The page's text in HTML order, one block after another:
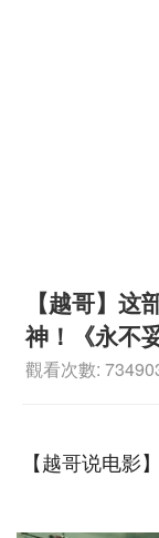
【越哥】
神！《永不
觀看次數:
【越哥说电影】